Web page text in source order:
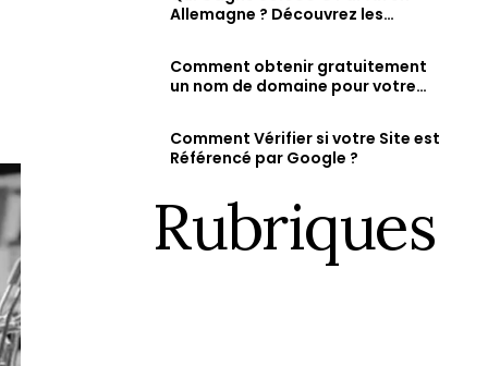
Allemagne ? Découvrez les
les salaires des jeunes diplômés.
Comment obtenir gratuitement
un nom de domaine pour votre
Comment Vérifier si votre Site est
Référencé par Google ?
Rubriques